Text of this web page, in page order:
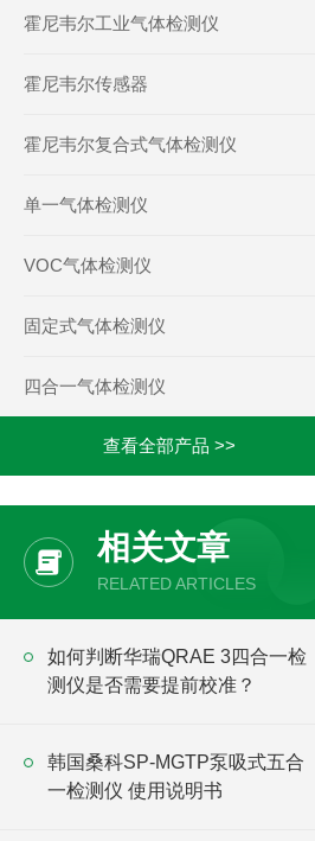
霍尼韦尔工业气体检测仪
霍尼韦尔传感器
霍尼韦尔复合式气体检测仪
单一气体检测仪
VOC气体检测仪
固定式气体检测仪
四合一气体检测仪
查看全部产品 >>
相关文章
RELATED ARTICLES
如何判断华瑞QRAE 3四合一检
测仪是否需要提前校准？
韩国桑科SP-MGTP泵吸式五合
一检测仪 使用说明书